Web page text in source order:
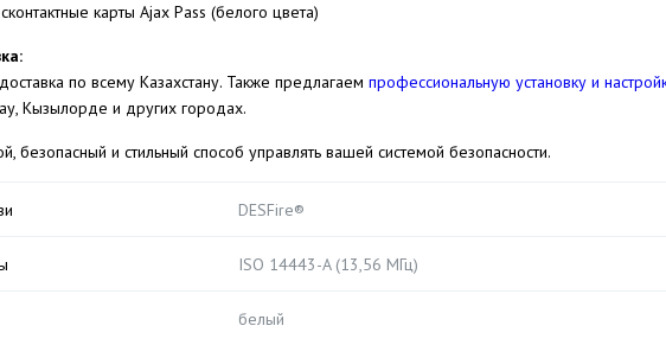
карты Ajax Pass (белого цвета)
по всему Казахстану. Также предлагаем профессиональную установку и
Кызылорде и других городах.
безопасный и стильный способ управлять вашей системой безопасности.
DESFire®
ISO 14443-A (13,56 МГц)
белый